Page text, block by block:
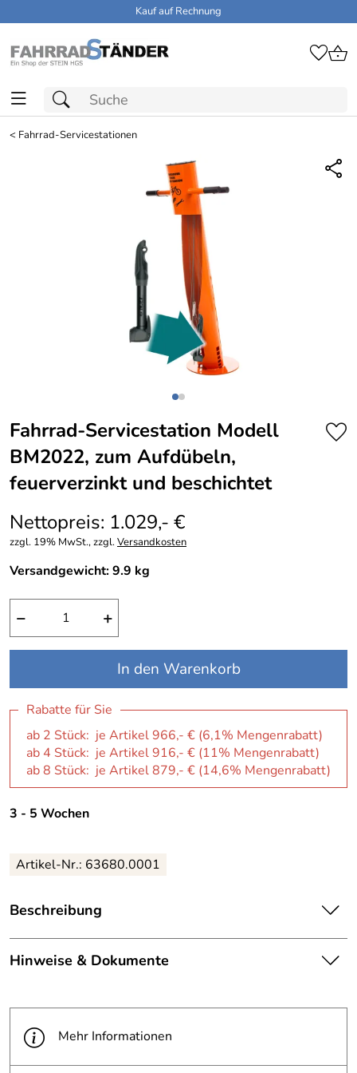
Kauf auf Rechnung
< Fahrrad-Servicestationen
Fahrrad-Servicestation Modell
BM2022, zum Aufdübeln,
feuerverzinkt und beschichtet
Nettopreis: 1.029,- €
zzgl. 19% MwSt., zzgl.Versandkosten
Versandgewicht: 9.9 kg
− +
In den Warenkorb
Rabatte für Sie
ab 2 Stück: je Artikel 966,- € (6,1% Mengenrabatt)
ab 4 Stück: je Artikel 916,- € (11% Mengenrabatt)
ab 8 Stück: je Artikel 879,- € (14,6% Mengenrabatt)
3 - 5 Wochen
Artikel-Nr.: 63680.0001
Beschreibung
Entdecken Sie die innovative Fahrrad-Servicestation
Modell BM2022! Mit ihrem robusten Kohlenstoffstahl und
alles, was Sie für die Wartung und Reparatur Ihres
Fahrrads benötigen, einschließlich einer Vielzahl von
Werkzeugen wie Schraubendrehern, Schraubenschlüsseln,
Reifenhebern und einem Inbusschlüssel-Set. Dank der
Hinweise & Dokumente
PDF 2 RAL-Farbtöne (168kB)
Mehr Informationen